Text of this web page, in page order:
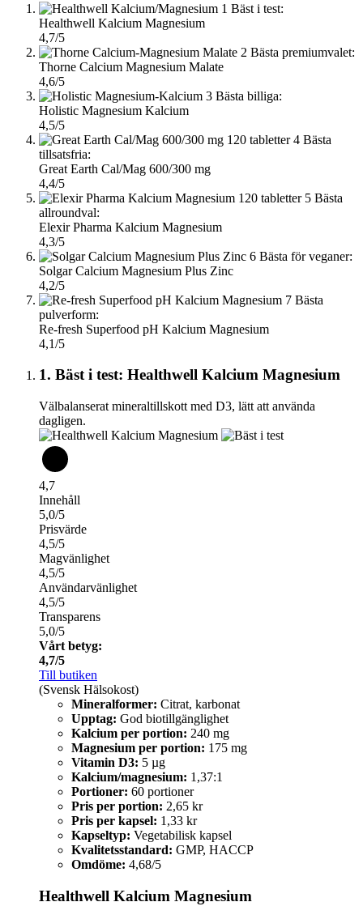
1 Bäst i test:
Healthwell Kalcium Magnesium
4,7/5
2 Bästa premiumvalet:
Thorne Calcium Magnesium Malate
4,6/5
3 Bästa billiga:
Holistic Magnesium Kalcium
4,5/5
4 Bästa
tillsatsfria:
Great Earth Cal/Mag 600/300 mg
4,4/5
5 Bästa
allroundval:
Elexir Pharma Kalcium Magnesium
4,3/5
6 Bästa för veganer:
Solgar Calcium Magnesium Plus Zinc
4,2/5
7 Bästa
pulverform:
Re-fresh Superfood pH Kalcium Magnesium
4,1/5
1. Bäst i test: Healthwell Kalcium Magnesium
Välbalanserat mineraltillskott med D3, lätt att använda
dagligen.
4,7
Innehåll
5,0/5
Prisvärde
4,5/5
Magvänlighet
4,5/5
Användarvänlighet
4,5/5
Transparens
5,0/5
Vårt betyg:
4,7/5
Till butiken
(Svensk Hälsokost)
Mineralformer: Citrat, karbonat
Upptag: God biotillgänglighet
Kalcium per portion: 240 mg
Magnesium per portion: 175 mg
Vitamin D3: 5 µg
Kalcium/magnesium: 1,37:1
Portioner: 60 portioner
Pris per portion: 2,65 kr
Pris per kapsel: 1,33 kr
Kapseltyp: Vegetabilisk kapsel
Kvalitetsstandard: GMP, HACCP
Omdöme: 4,68/5
Healthwell Kalcium Magnesium